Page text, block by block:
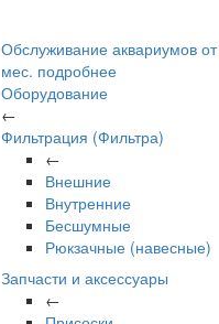
Обслуживание аквариумов от
мес. подробнее
Оборудование
←
Фильтрация (Фильтра)
←
Внешние
Внутренние
Бесшумные
Рюкзачные (навесные)
Запчасти и аксессуары
←